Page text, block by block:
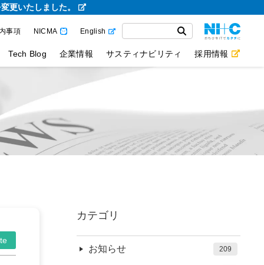
更いたしました。
事項 NICMA English
Tech Blog 企業情報 サスティナビリティ 採用情報
カテゴリ
お知らせ 209